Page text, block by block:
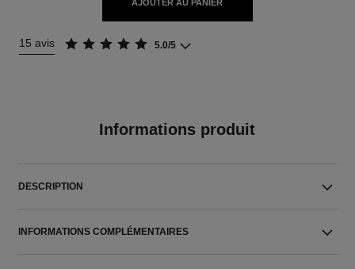
AJOUTER AU PANIER
15 avis 5.0/5
Informations produit
DESCRIPTION
INFORMATIONS COMPLÉMENTAIRES